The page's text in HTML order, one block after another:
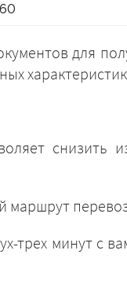
для
характеристик
снизить
маршрут
трех минут с